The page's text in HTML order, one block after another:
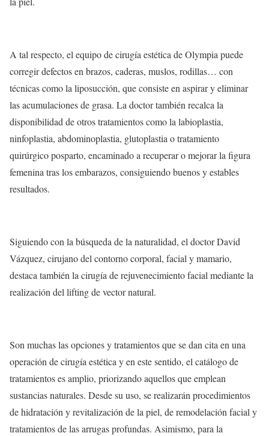
A tal respecto, el equipo de cirugía estética de Olympia puede
corregir defectos en brazos, caderas, muslos, rodillas… con
técnicas como la liposucción, que consiste en aspirar y eliminar
las acumulaciones de grasa. La doctor también recalca la
disponibilidad de otros tratamientos como la labioplastia,
ninfoplastia, abdominoplastia, glutoplastia o tratamiento
quirúrgico posparto, encaminado a recuperar o mejorar la figura
femenina tras los embarazos, consiguiendo buenos y estables
resultados.
Siguiendo con la búsqueda de la naturalidad, el doctor David
Vázquez, cirujano del contorno corporal, facial y mamario,
destaca también la cirugía de rejuvenecimiento facial mediante la
realización del lifting de vector natural.
Son muchas las opciones y tratamientos que se dan cita en una
operación de cirugía estética y en este sentido, el catálogo de
tratamientos es amplio, priorizando aquellos que emplean
sustancias naturales. Desde su uso, se realizarán procedimientos
de hidratación y revitalización de la piel, de remodelación facial y
tratamientos de las arrugas profundas. Asimismo, para la